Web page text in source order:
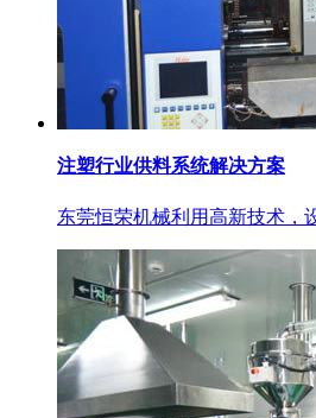
注塑行业供料系统解决方案
东莞恒荣机械利用高新技术，